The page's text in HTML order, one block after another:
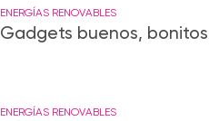
ENERGÍAS RENOVABLES
Gadgets buenos,
ENERGÍAS RENOVABLES